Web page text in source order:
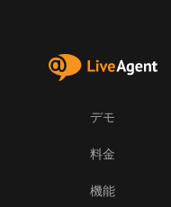
デモ
料金
機能